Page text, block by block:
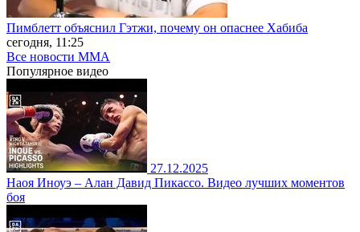
Пимблетт объяснил Гэтжи, почему он опаснее Хабиба
сегодня, 11:25
Все новости MMA
Популярное видео
27.12.2025
Наоя Иноуэ – Алан Давид Пикассо. Видео лучших моментов
боя